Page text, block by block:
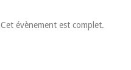
Cet évènement est complet.